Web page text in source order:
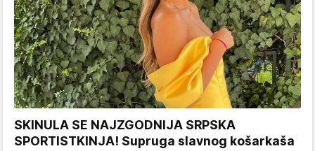
SKINULA SE NAJZGODNIJA SRPSKA
SPORTISTKINJA! Supruga slavnog košarkaša